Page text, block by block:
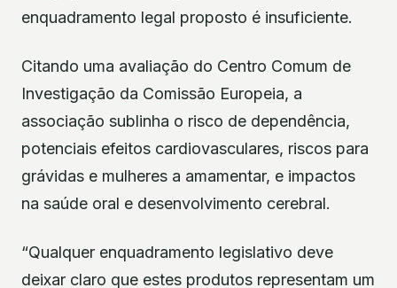
enquadramento legal proposto é insuficiente.
Citando uma avaliação do Centro Comum de
Investigação da Comissão Europeia, a
associação sublinha o risco de dependência,
potenciais efeitos cardiovasculares, riscos para
grávidas e mulheres a amamentar, e impactos
na saúde oral e desenvolvimento cerebral.
“Qualquer enquadramento legislativo deve
deixar claro que estes produtos representam um